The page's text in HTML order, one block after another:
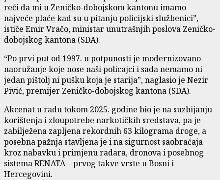
reći da mi u Zeničko-dobojskom kantonu imamo
najveće plaće kad su u pitanju policijski službenici”,
ističe Emir Vračo, ministar unutrašnjih poslova Zeničko-
dobojskog kantona (SDA).
“Po prvi put od 1997. u potpunosti je modernizovano
naoružanje koje nose naši policajci i sada nemamo ni
jedan pištolj ni pušku koja je starija”, naglasio je Nezir
Pivić, premijer Zeničko-dobojskog kantona (SDA).
Akcenat u radu tokom 2025. godine bio je na suzbijanju
korištenja i zloupotrebe narkotičkih sredstava, pa je
zabilježena zapljena rekordnih 63 kilograma droge, a
posebna pažnja stavljena je i na sigurnost saobraćaja
kroz nabavku i primjenu radara, dronova i posebnog
sistema RENATA – prvog takve vrste u Bosni i
Hercegovini.